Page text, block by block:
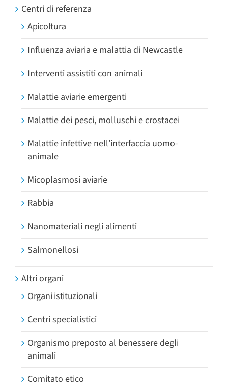
Centri di referenza
Apicoltura
Influenza aviaria e malattia di Newcastle
Interventi assistiti con animali
Malattie aviarie emergenti
Malattie dei pesci, molluschi e crostacei
Malattie infettive nell’interfaccia uomo-
animale
Micoplasmosi aviarie
Rabbia
Nanomateriali negli alimenti
Salmonellosi
Altri organi
Organi istituzionali
Centri specialistici
Organismo preposto al benessere degli
animali
Comitato etico